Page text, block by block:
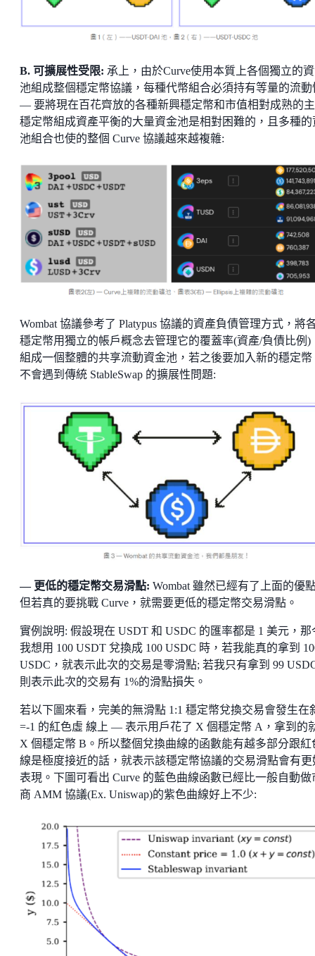
B. 可擴展性受限: 承上，由於Curve使用本質上各個獨立的
池組成整個穩定幣協議，每種代幣組合必須持有等量的流動
— 要將現在百花齊放的各種新興穩定幣和市值相對成熟的
穩定幣組成資產平衡的大量資金池是相對困難的，且多種的
池組合也使的整個 Curve 協議越來越複雜:
Wombat 協議參考了 Platypus 協議的資產負債管理方式，將
穩定幣用獨立的帳戶概念去管理它的覆蓋率(資產/負債比例)
組成一個整體的共享流動資金池，若之後要加入新的穩定幣
不會遇到傳統 StableSwap 的擴展性問題:
— 更低的穩定幣交易滑點: Wombat 雖然已經有了上面的優
但若真的要挑戰 Curve，就需要更低的穩定幣交易滑點。
實例說明: 假設現在 USDT 和 USDC 的匯率都是 1 美元，那
我想用 100 USDT 兌換成 100 USDC 時，若我能真的拿到
USDC，就表示此次的交易是零滑點; 若我只有拿到 99
則表示此次的交易有 1%的滑點損失。
若以下圖來看，完美的無滑點 1:1 穩定幣兌換交易會發生在
=-1 的紅色虛 線上 — 表示用戶花了 X 個穩定幣 A，拿到的
X 個穩定幣 B。所以整個兌換曲線的函數能有越多部分跟紅
線是極度接近的話，就表示該穩定幣協議的交易滑點會有更
表現。下圖可看出 Curve 的藍色曲線函數已經比一般自動做
商 AMM 協議(Ex. Uniswap)的紫色曲線好上不少: